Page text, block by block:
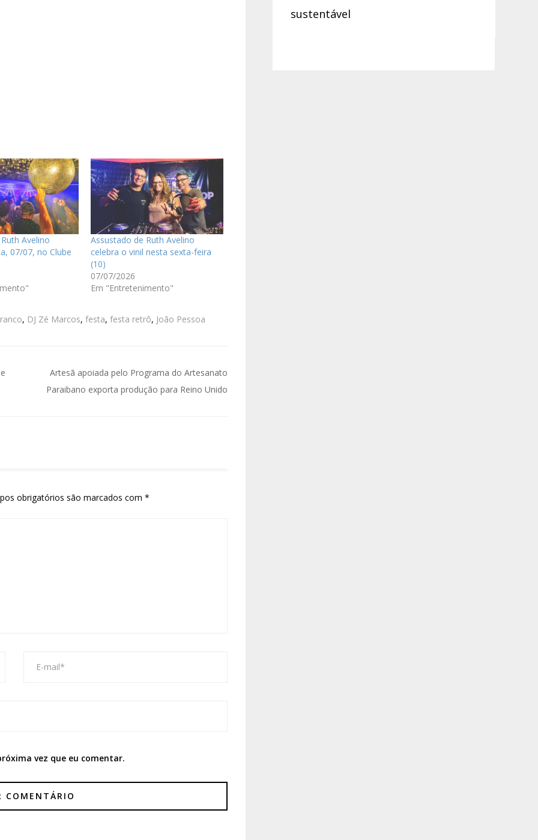
Avelino
07/07, no Clube
Assustado de Ruth Avelino
celebra o vinil nesta sexta-feira
(10)
07/07/2026
Em "Entretenimento"
, DJ Zé Marcos, festa, festa retrô, João Pessoa
Artesã apoiada pelo Programa do Artesanato
Paraibano exporta produção para Reino Unido
obrigatórios são marcados com *
vez que eu comentar.
sustentável